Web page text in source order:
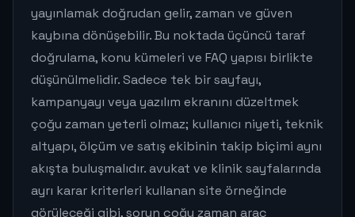
yayınlamak doğrudan gelir, zaman ve güven
kaybına dönüşebilir. Bu noktada üçüncü taraf
doğrulama, konu kümeleri ve FAQ yapısı birlikte
düşünülmelidir. Sadece tek bir sayfayı,
kampanyayı veya yazılım ekranını düzeltmek
çoğu zaman yeterli olmaz; kullanıcı niyeti, teknik
altyapı, ölçüm ve satış ekibinin takip biçimi aynı
akışta buluşmalıdır. avukat ve klinik sayfalarında
ayrı karar kriterleri kullanan site örneğinde
görüleceği gibi, sorun çoğu zaman araç